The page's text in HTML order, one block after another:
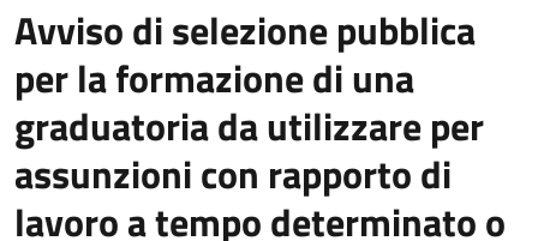
Avviso di selezione pubblica
per la formazione di una
graduatoria da utilizzare per
assunzioni con rapporto di
lavoro a tempo determinato o